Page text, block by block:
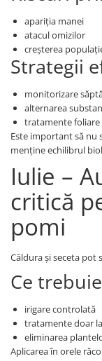
apariția manei
atacul omizilor
creșterea
Strategii
monitorizare
alternarea
tratamente
Este important să nu
menține echilibrul
Iulie –
critică
pomi
Căldura și seceta pot
Ce
irigare controlată
tratamente doar
eliminarea
Aplicarea în orele